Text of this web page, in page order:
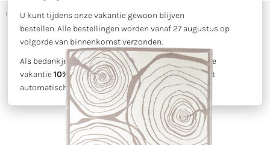
U kunt tijdens onze vakantie gewoon blijven
bestellen. Alle bestellingen worden vanaf 27 augustus op
volgorde van binnenkomst verzonden.
Als bedankje voor uw geduld ontvangt u tijdens onze
vakantie10% korting op uw bestelling. Deze wordt
automatisch verrekend tijdens het bestellen.
Huis Rechthoekig tuintapijt jaarringen